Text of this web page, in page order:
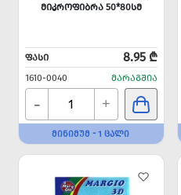
ᲛᲘᲙᲠᲝᲤᲘᲑᲠᲐ 50*80ᲡᲛ
ᲤᲐᲡᲘ 8.95 ₾
1610-0040 ᲛᲐᲠᲐᲒᲨᲘᲐ
- +
ᲛᲘᲜᲘᲛᲣᲛ - 1 ᲪᲐᲚᲘ